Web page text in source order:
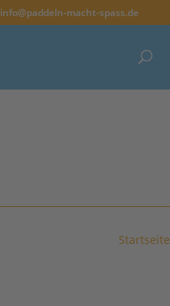
info@paddeln-macht-spass.de
Startseite